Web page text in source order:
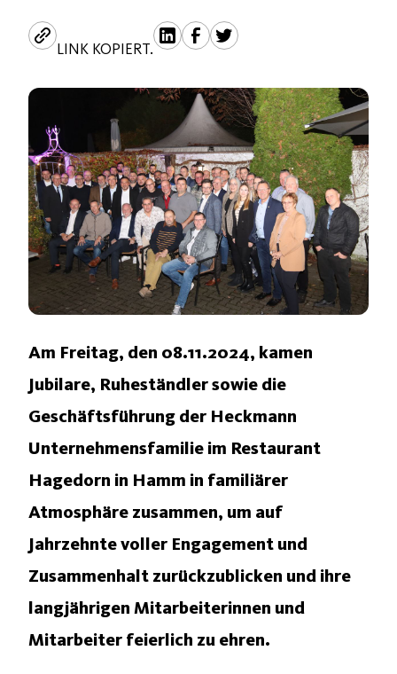
LINK KOPIERT.
Am Freitag, den 08.11.2024, kamen
Jubilare, Ruheständler sowie die
Geschäftsführung der Heckmann
Unternehmensfamilie im Restaurant
Hagedorn in Hamm in familiärer
Atmosphäre zusammen, um auf
Jahrzehnte voller Engagement und
Zusammenhalt zurückzublicken und ihre
langjährigen Mitarbeiterinnen und
Mitarbeiter feierlich zu ehren.